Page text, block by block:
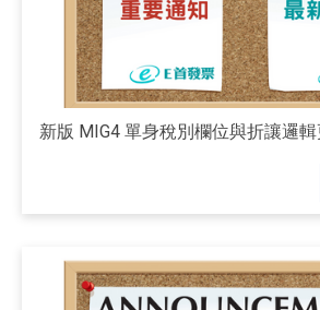
新版 MIG4 單身稅別欄位與折讓邏